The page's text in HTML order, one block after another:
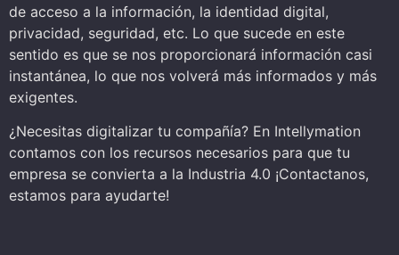
de acceso a la información, la identidad digital,
privacidad, seguridad, etc. Lo que sucede en este
sentido es que se nos proporcionará información casi
instantánea, lo que nos volverá más informados y más
exigentes.
¿Necesitas digitalizar tu compañía? En Intellymation
contamos con los recursos necesarios para que tu
empresa se convierta a la Industria 4.0 ¡Contactanos,
estamos para ayudarte!